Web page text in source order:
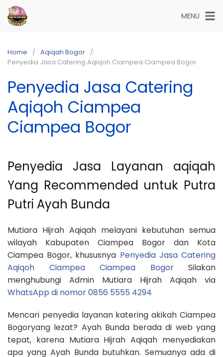
Skip
to
MENU
Home
Aqiqah Bogor
Penyedia Jasa Catering Aqiqoh Ciampea Ciampea Bogor
Penyedia Jasa Catering
Aqiqoh Ciampea
Ciampea Bogor
Penyedia Jasa Layanan aqiqah
Yang Recommended untuk Putra
Putri Ayah Bunda
Mutiara Hijrah Aqiqah melayani kebutuhan semua
wilayah Kabupaten Ciampea Bogor dan Kota
Ciampea Bogor, khususnya Penyedia Jasa Catering
Aqiqoh Ciampea Ciampea BogorSilakan
menghubungi Admin Mutiara Hijrah Aqiqah via
WhatsApp di nomor 0856 5555 4294
Mencari penyedia layanan katering akikah Ciampea
Bogoryang lezat? Ayah Bunda berada di web yang
tepat, karena Mutiara Hijrah Aqiqah menyediakan
apa yang Ayah Bunda butuhkan. Semuanya ada di